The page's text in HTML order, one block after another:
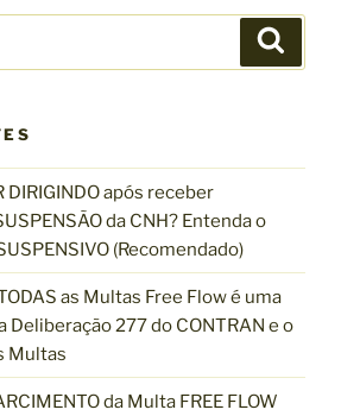
s
r
DIRIGINDO após receber
da CNH? Entenda o
(Recomendado)
as Multas Free Flow é uma
Deliberação 277 do CONTRAN e o
Multas
da Multa FREE FLOW